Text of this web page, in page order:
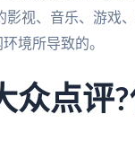
视、音乐、游戏
境所导致的。
众点评